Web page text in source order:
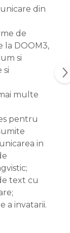
din
de
la DOOM3,
si
si
multe
pentru
in
text cu
a invatarii.